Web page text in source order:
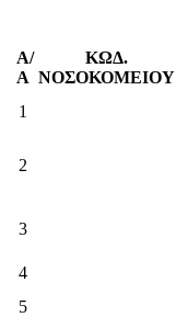
Α/
Α
ΚΩΔ.
ΝΟΣΟΚΟΜΕΙΟΥ
1
2
3
4
5